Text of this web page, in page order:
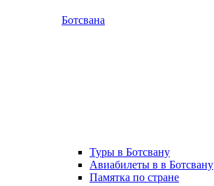
Ботсвана
Туры в Ботсвану
Авиабилеты в в Ботсвану
Памятка по стране